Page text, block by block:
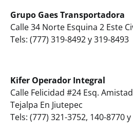
Grupo Gaes Transportadora
Calle 34 Norte Esquina 2 Este
Tels: (777) 319-8492 y 319-8493
Kifer Operador Integral
Calle Felicidad #24 Esq.
Tejalpa En Jiutepec
Tels: (777) 321-3752, 140-8770 y